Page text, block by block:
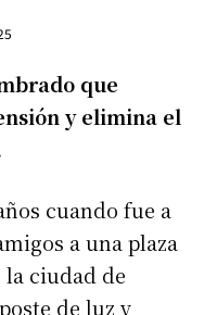
que
y elimina el
cuando fue a
a una plaza
ciudad de
de luz y